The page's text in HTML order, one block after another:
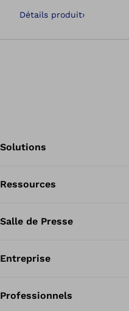
développe.Elle peut être
Détails produit›
Solutions
Ressources
Salle de Presse
Entreprise
Professionnels